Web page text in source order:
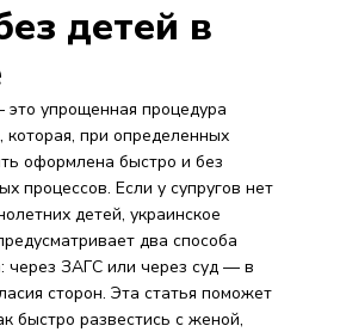
детей в
упрощенная процедура
которая, при определенных
оформлена быстро и без
процессов. Если у супругов нет
детей, украинское
два способа
через ЗАГС или через суд — в
сторон. Эта статья поможет
быстро развестись с женой,